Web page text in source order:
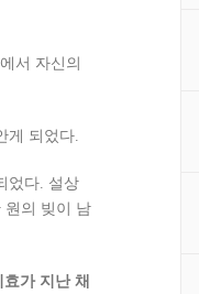
서 자신의
게 되었다.
었다. 설상
원의 빚이 남
가 지난 채